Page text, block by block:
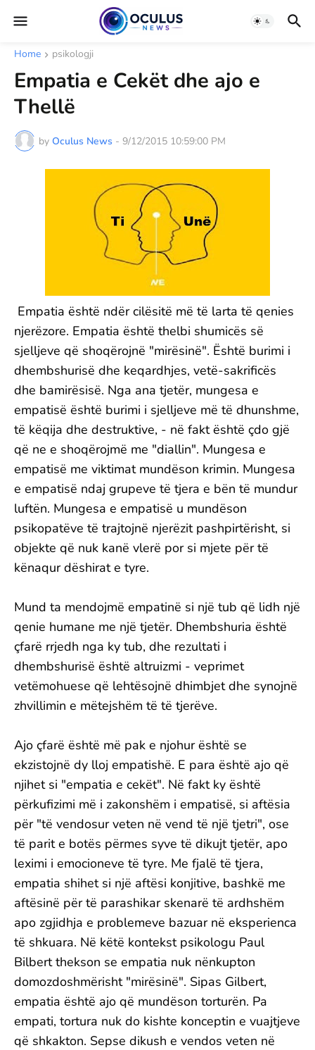
Home psikologji
Empatia e Cekët dhe ajo e
Thellë
by Oculus News - 9/12/2015 10:59:00 PM
Empatia është ndër cilësitë më të larta të qenies
njerëzore. Empatia është thelbi shumicës së
sjelljeve që shoqërojnë "mirësinë". Është burimi i
dhembshurisë dhe keqardhjes, vetë-sakrificës
dhe bamirësisë. Nga ana tjetër, mungesa e
empatisë është burimi i sjelljeve më të dhunshme,
të këqija dhe destruktive, - në fakt është çdo gjë
që ne e shoqërojmë me "diallin". Mungesa e
empatisë me viktimat mundëson krimin. Mungesa
e empatisë ndaj grupeve të tjera e bën të mundur
luftën. Mungesa e empatisë u mundëson
psikopatëve të trajtojnë njerëzit pashpirtërisht, si
objekte që nuk kanë vlerë por si mjete për të
kënaqur dëshirat e tyre.
Mund ta mendojmë empatinë si një tub që lidh një
qenie humane me një tjetër. Dhembshuria është
çfarë rrjedh nga ky tub, dhe rezultati i
dhembshurisë është altruizmi - veprimet
vetëmohuese që lehtësojnë dhimbjet dhe synojnë
zhvillimin e mëtejshëm të të tjerëve.
Ajo çfarë është më pak e njohur është se
ekzistojnë dy lloj empatishë. E para është ajo që
njihet si "empatia e cekët". Në fakt ky është
përkufizimi më i zakonshëm i empatisë, si aftësia
për "të vendosur veten në vend të një tjetri", ose
të parit e botës përmes syve të dikujt tjetër, apo
leximi i emocioneve të tyre. Me fjalë të tjera,
empatia shihet si një aftësi konjitive, bashkë me
aftësinë për të parashikar skenarë të ardhshëm
apo zgjidhja e problemeve bazuar në eksperienca
të shkuara. Në këtë kontekst psikologu Paul
Bilbert thekson se empatia nuk nënkupton
domozdoshmërisht "mirësinë". Sipas Gilbert,
empatia është ajo që mundëson torturën. Pa
empati, tortura nuk do kishte konceptin e vuajtjeve
që shkakton. Sepse dikush e vendos veten në